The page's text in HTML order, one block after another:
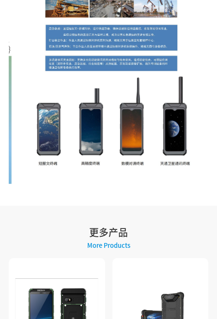
更多产品
More Products